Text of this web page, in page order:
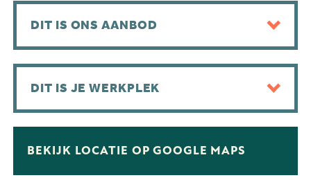
DIT IS ONS AANBOD
DIT IS JE WERKPLEK
BEKIJK LOCATIE OP GOOGLE MAPS